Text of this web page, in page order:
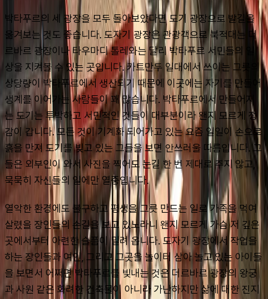
박타푸르의 세 광장을 모두 돌아보았다면 도기 광장으로 발길을
옮겨보는 것도 좋습니다. 도자기 광장은 관광객으로 북적대는 더
르바르 광장이나 타우마디 톨레와는 달리 박타푸르 서민들의 일
상을 지켜볼 수 있는 곳입니다. 카트만두 일대에서 쓰이는 그릇의
상당량이 박타푸르에서 생산되기 때문에 이곳에는 자기를 만들어
생계를 이어가는 사람들이 꽤 많습니다. 박타푸르에서 만들어지
는 도기는 투박하고 서민적인 것들이 대부분이라 왠지 모르게 정
감이 갑니다. 모든 것이 기계화 되어가고 있는 요즘 일일이 손으로
흙을 만져 도기를 빚고 있는 그들을 보면 안쓰러울 따름입니다. 그
들은 외부인이 와서 사진을 찍어도 눈길 한 번 제대로 주지 않고,
묵묵히 자신들의 일에만 열중입니다.
열악한 환경에도 불구하고 평생을 그릇 만드는 일로 가족을 먹여
살렸을 장인들의 손길을 보고 있노라니 왠지 모르게 가슴 저 깊은
곳에서부터 아련한 슬픔이 밀려 옵니다. 도자기 광장에서 작업을
하는 장인들과 여인, 그리고 그곳을 놀이터 삼아 놀고 있는 아이들
을 보면서 어쩌면 박타푸르를 빛내는 것은 더르바르 광장의 왕궁
과 사원 같은 화려한 건축물이 아니라 가난하지만 삶에 대한 진지